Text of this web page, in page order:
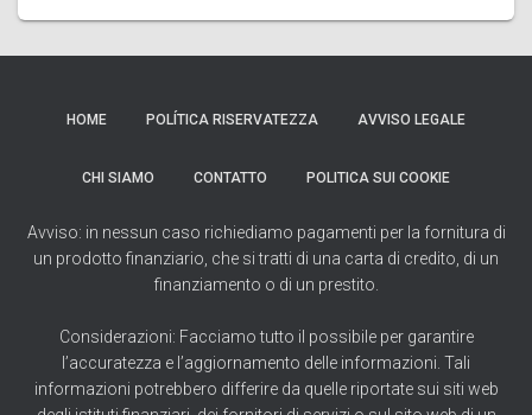
HOME POLÍTICA RISERVATEZZA AVVISO LEGALE
CHI SIAMO CONTATTO POLITICA SUI COOKIE
Avviso: in nessun caso richiediamo pagamenti per la fornitura di
un prodotto finanziario, che si tratti di una carta di credito, di un
finanziamento o di un prestito.
Considerazioni: Facciamo tutto il possibile per garantire
l’accuratezza e l’aggiornamento delle informazioni. Tali
informazioni potrebbero differire da quelle riportate sui siti web